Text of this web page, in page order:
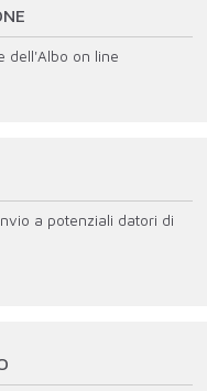
dell'Albo on line
a potenziali datori di